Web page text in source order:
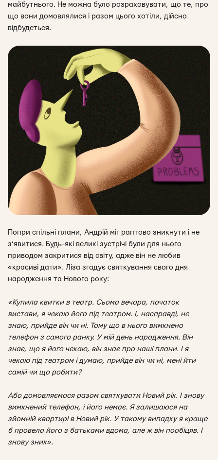
майбутнього. Не можна було розраховувати, що те, про
що вони домовлялися і разом цього хотіли, дійсно
відбудеться.
Попри спільні плани, Андрій міг раптово зникнути і не
з’явитися. Будь-які великі зустрічі були для нього
приводом закритися від світу, адже він не любив
«красиві дати». Ліза згадує святкування свого дня
народження та Нового року:
«Купила квитки в театр. Сьома вечора, початок
вистави, я чекаю його під театром. І, насправді, не
знаю, прийде він чи ні. Тому що в нього вимкнено
телефон з самого ранку. У мій день народження. Він
знає, що я його чекаю, він знає про наші плани. І я
чекаю під театром і думаю, прийде він чи ні, мені йти
самій чи що робити?
Або домовляємося разом святкувати Новий рік. І знову
вимкнений телефон, і його немає. Я залишаюся на
зйомній квартирі в Новий рік. У такому випадку я краще
б провела його з батьками вдома, але ж він пообіцяв. І
знову зник».